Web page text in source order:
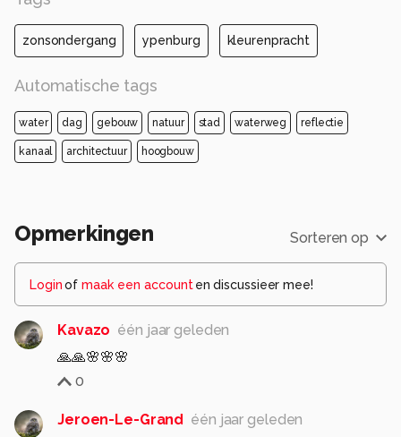
zonsondergang ypenburg kleurenpracht
Automatische tags
water dag gebouw natuur stad waterweg reflectie
kanaal architectuur hoogbouw
Opmerkingen Sorteren op
Loginof maak een account en discussieer mee!
Kavazo één jaar geleden
🙏🙏🌸🌸🌸
0
Jeroen-Le-Grand één jaar geleden